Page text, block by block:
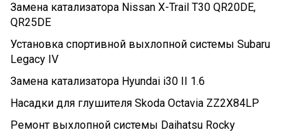
Замена катализатора Nissan X-Trail T30 QR20DE,
QR25DE
Установка спортивной выхлопной системы Subaru
Legacy IV
Замена катализатора Hyundai i30 II 1.6
Насадки для глушителя Skoda Octavia ZZ2X84LP
Ремонт выхлопной системы Daihatsu Rocky